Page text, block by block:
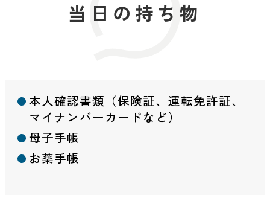
当日の持ち物
本人確認書類（保険証、運転免許証、
マイナンバーカードなど）
母子手帳
お薬手帳